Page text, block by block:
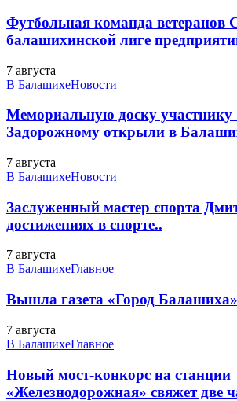
Футбольная команда ветеранов
балашихинской лиге
7 августа
В БалашихеНовости
Мемориальную доску
Задорожному открыли в
7 августа
В БалашихеНовости
Заслуженный мастер спорта
достижениях в спорте..
7 августа
В БалашихеГлавное
Вышла газета «Город
7 августа
В БалашихеГлавное
Новый мост-конкорс на станции
«Железнодорожная» свяжет две